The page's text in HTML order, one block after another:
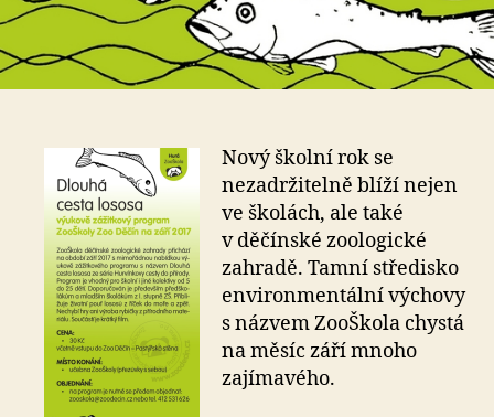
Nový školní rok se
nezadržitelně blíží nejen
ve školách, ale také
v děčínské zoologické
zahradě. Tamní středisko
environmentální výchovy
s názvem ZooŠkola chystá
na měsíc září mnoho
zajímavého.